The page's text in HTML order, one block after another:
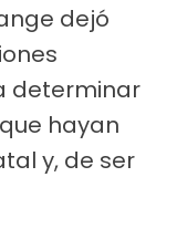
dejó
determinar
hayan
y, de ser